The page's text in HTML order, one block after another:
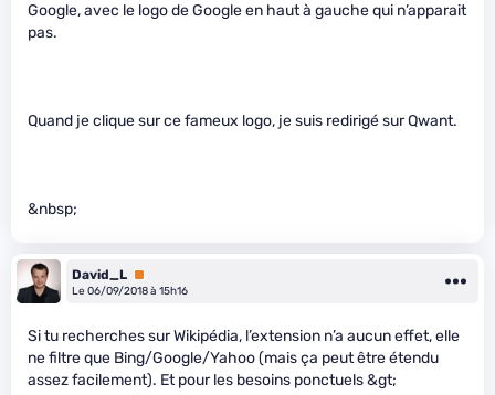
Google, avec le logo de Google en haut à gauche qui n’apparait
pas.
Quand je clique sur ce fameux logo, je suis redirigé sur Qwant.
&nbsp;
David_L Premium
Le 06/09/2018 à 15h16
Si tu recherches sur Wikipédia, l’extension n’a aucun effet, elle
ne filtre que Bing/Google/Yahoo (mais ça peut être étendu
assez facilement). Et pour les besoins ponctuels &gt;